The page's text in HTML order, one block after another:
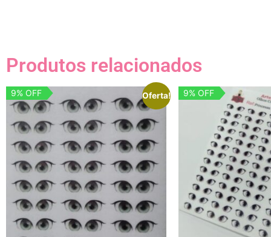
Produtos relacionados
Oferta!
9% OFF 9% OFF